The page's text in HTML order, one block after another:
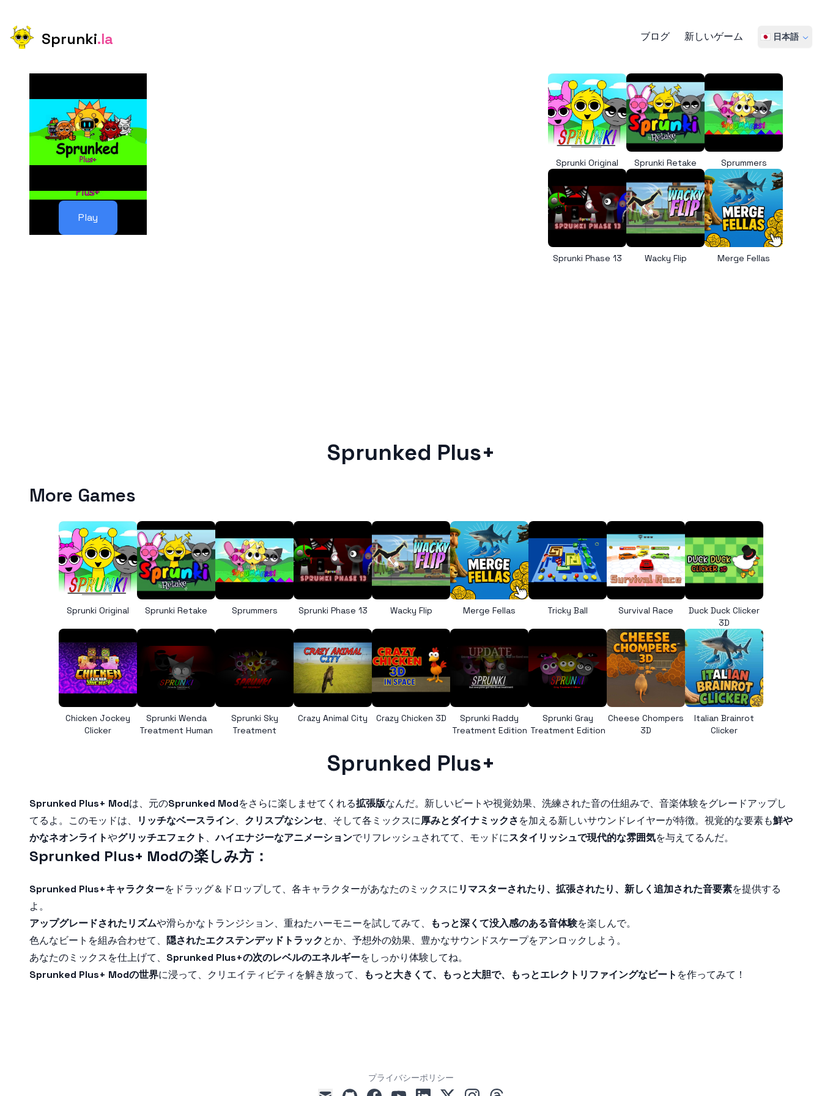
Sprunki.la ブログ 新しいゲーム 🇯🇵 日本語
Play
Sprunki Original Sprunki Retake Sprummers
Sprunki Phase 13 Wacky Flip Merge Fellas
Sprunked Plus+
More Games
Sprunki Original Sprunki Retake Sprummers Sprunki Phase 13 Wacky Flip Merge Fellas Tricky Ball Survival Race
Duck Duck Clicker
3D
Chicken Jockey
Clicker
Sprunki Wenda
Treatment Human
Sprunki Sky
Treatment
Crazy Animal City Crazy Chicken 3D
Sprunki Raddy
Treatment Edition
Sprunki Gray
Treatment Edition
Cheese Chompers
3D
Italian Brainrot
Clicker
Sprunked Plus+
Sprunked Plus+ Modは、元のSprunked Modをさらに楽しませてくれる拡張版なんだ。新しいビートや視覚効果、洗練された音の仕組みで、音楽体験をグレードアップし
てるよ。このモッドは、
リッチなベースライン、 クリスプなシンセ、そして各ミックスに厚みとダイナミックさを加える新しいサウンドレイヤーが特徴。視覚的な要素も鮮や
かなネオンライトやグリッチエフェクト 、ハイエナジーなアニメーションでリフレッシュされてて、モッドにスタイリッシュで現代的な雰囲気を与えてるんだ。
Sprunked Plus+ Modの楽しみ方：
Sprunked Plus+キャラクターをドラッグ＆ドロップして、各キャラクターがあなたのミックスにリマスターされたり、拡張されたり、新しく追加された音要素を提供する
よ。
アップグレードされたリズムや滑らかなトランジション、重ねたハーモニーを試してみて、 もっと深くて没入感のある音体験を楽しんで。
色んなビートを組み合わせて、 隠されたエクステンデッドトラックとか、予想外の効果、豊かなサウンドスケープをアンロックしよう。
あなたのミックスを仕上げて、 Sprunked Plus+の次のレベルのエネルギーをしっかり体験してね。
Sprunked Plus+ Modの世界に浸って、クリエイティビティを解き放って、 もっと大きくて、もっと大胆で、もっとエレクトリファイングなビート を作ってみて！
プライバシーポリシー